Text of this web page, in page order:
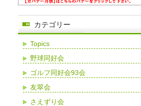
カテゴリー
Topics
野球同好会
ゴルフ同好会93会
友翠会
さえずり会